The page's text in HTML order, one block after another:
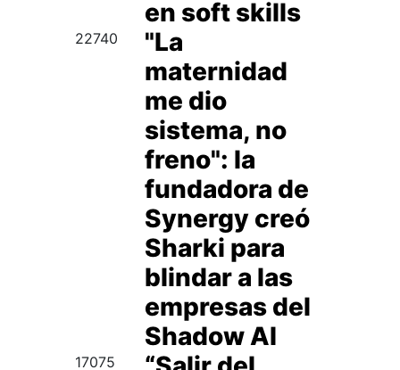
en soft skills
22740
"La
maternidad
me dio
sistema, no
freno": la
fundadora de
Synergy creó
Sharki para
blindar a las
empresas del
Shadow AI
17075